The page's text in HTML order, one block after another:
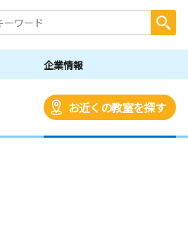
企業情報
お近くの教室を探す